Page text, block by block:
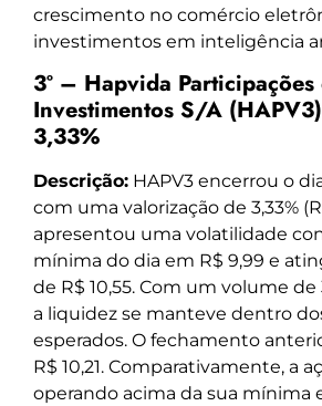
crescimento no comércio
investimentos em inteligência
3º – Hapvida Participações
Investimentos S/A
3,33%
Descrição: HAPV3 encerrou o
com uma valorização de 3,33%
apresentou uma volatilidade
mínima do dia em R$ 9,99 e
de R$ 10,55. Com um volume de
a liquidez se manteve dentro
esperados. O fechamento
R$ 10,21. Comparativamente, a
operando acima da sua mínima